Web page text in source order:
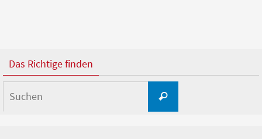
Das Richtige finden
Suchen